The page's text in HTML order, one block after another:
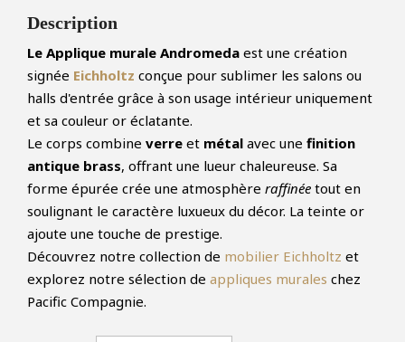
Description
Le Applique murale Andromeda est une création
signée Eichholtz conçue pour sublimer les salons ou
halls d'entrée grâce à son usage intérieur uniquement
et sa couleur or éclatante.
Le corps combine verre et métal avec une finition
antique brass, offrant une lueur chaleureuse. Sa
forme épurée crée une atmosphère raffinée tout en
soulignant le caractère luxueux du décor. La teinte or
ajoute une touche de prestige.
Découvrez notre collection de mobilier Eichholtz et
explorez notre sélection de appliques murales chez
Pacific Compagnie.